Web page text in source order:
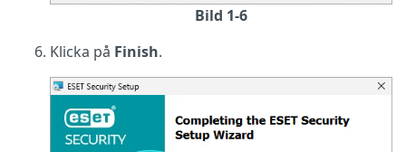
Bild 1-6
Klicka på Finish.